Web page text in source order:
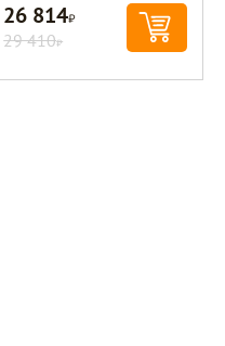
26 814Р
29 410Р